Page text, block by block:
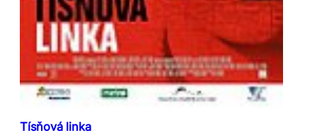
Tísňová linka